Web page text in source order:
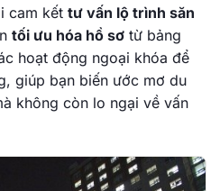
cam kết tư vấn lộ trình săn
tối ưu hóa hồ sơ từ bảng
hoạt động ngoại khóa để
giúp bạn biến ước mơ du
không còn lo ngại về vấn